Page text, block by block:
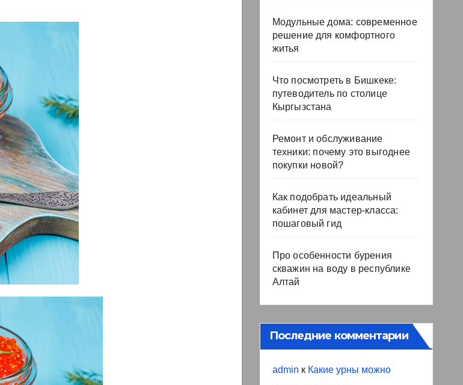
Модульные дома: современное
решение для комфортного
житья
Что посмотреть в Бишкеке:
путеводитель по столице
Кыргызстана
Ремонт и обслуживание
техники: почему это выгоднее
покупки новой?
Как подобрать идеальный
кабинет для мастер-класса:
пошаговый гид
Про особенности бурения
скважин на воду в республике
Алтай
Последние комментарии
admin к Какие урны можно